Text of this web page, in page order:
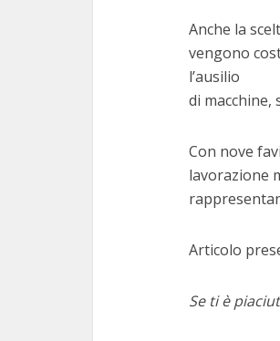
Anche la
vengono
l’ausilio
di
Con nove
lavorazione
Articolo
Se ti è